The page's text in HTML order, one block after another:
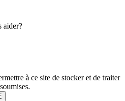
aider?
à ce site de stocker et de traiter